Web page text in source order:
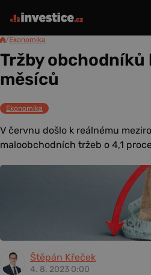
/Ekonomika
Tržby obchodníků
měsíců
Ekonomika
V červnu došlo k reálnému
maloobchodních tržeb o 4,1
Štěpán Křeček
4. 8. 2023 0:00